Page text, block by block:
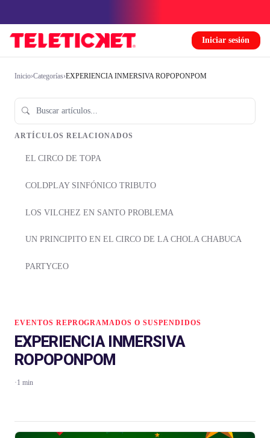
Iniciar sesión
Inicio›Categorías›EXPERIENCIA INMERSIVA ROPOPONPOM
ARTÍCULOS RELACIONADOS
EL CIRCO DE TOPA
COLDPLAY SINFÓNICO TRIBUTO
LOS VILCHEZ EN SANTO PROBLEMA
UN PRINCIPITO EN EL CIRCO DE LA CHOLA CHABUCA
PARTYCEO
EVENTOS REPROGRAMADOS O SUSPENDIDOS
EXPERIENCIA INMERSIVA
ROPOPONPOM
·1 min